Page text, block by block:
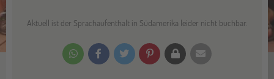
Aktuell ist der Sprachaufenthalt in Südamerika leider nicht buchbar.